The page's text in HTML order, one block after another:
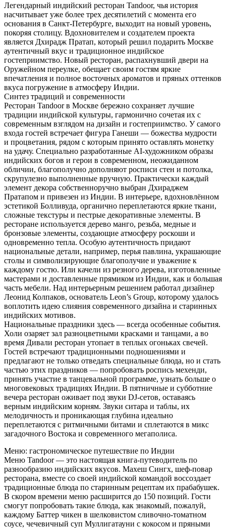
Легендарный индийский ресторан Tandoor, чья история
насчитывает уже более трех десятилетий с момента его
основания в Санкт-Петербурге, выходит на новый уровень,
покоряя столицу. Вдохновителем и создателем проекта
является Дхирадж Пратап, который решил подарить Москве
аутентичный вкус и традиционное индийское
гостеприимство. Новый ресторан, распахнувший двери на
Оружейном переулке, обещает своим гостям яркие
впечатления и полное восточных ароматов и пряных оттенков
вкуса погружение в атмосферу Индии.
Синтез традиций и современности
Ресторан Tandoor в Москве бережно сохраняет лучшие
традиции индийской культуры, гармонично сочетая их с
современным взглядом на дизайн и гостеприимство. У самого
входа гостей встречает фигура Ганеши — божества мудрости
и процветания, рядом с которым принято оставлять монетку
на удачу. Специально разработанные AI-художником образы
индийских богов и герои в современном, неожиданном
обличии, благополучно дополняют росписи стен и потолка,
скрупулезно выполненные вручную. Практически каждый
элемент декора собственноручно выбран Дхираджем
Пратапом и привезен из Индии. В интерьере, вдохновлённом
эстетикой Болливуда, органично переплетаются яркие ткани,
сложные текстуры и пестрые декоративные элементы. В
ресторане используется дерево манго, резьба, медные и
бронзовые элементы, создающие атмосферу роскоши и
одновременно тепла. Особую аутентичность придают
национальные детали, например, перья павлина, украшающие
столы и символизирующие благополучие и уважение к
каждому гостю. Или качели из резного дерева, изготовленные
мастерами и доставленные прямиком из Индии, как и большая
часть мебели. Над интерьерным решением работал дизайнер
Леонид Колпаков, основатель Leon’s Group, которому удалось
воплотить идею слияния современного дизайна и старинных
индийских мотивов.
Национальные праздники здесь — всегда особенные события.
Холи озаряет зал разноцветными красками и танцами, а во
время Дивали ресторан утопает в теплых огоньках свечей.
Гостей встречают традиционными подношениями и
предлагают не только отведать специальные блюда, но и стать
частью этих праздников — попробовать роспись мехенди,
принять участие в танцевальной программе, узнать больше о
многовековых традициях Индии. В пятничные и субботние
вечера ресторан оживает под звуки DJ-сетов, оставаясь
верным индийским корням. Звуки ситара и таблы, их
мелодичность и проникающая глубина идеально
переплетаются с ритмичными битами и сплетаются в микс
загадочного Востока и современного мегаполиса.
Меню: гастрономическое путешествие по Индии
Меню Tandoor — это настоящая книга-путеводитель по
разнообразию индийских вкусов. Махеш Сингх, шеф-повар
ресторана, вместе со своей индийской командой воссоздает
традиционные блюда по старинным рецептам их прабабушек.
В скором времени меню расширится до 150 позиций. Гости
смогут попробовать такие блюда, как знакомый, пожалуй,
каждому Баттер чикен в шелковистом сливочно-томатном
соусе, чечевичный суп Муллигатауни с кокосом и пряными